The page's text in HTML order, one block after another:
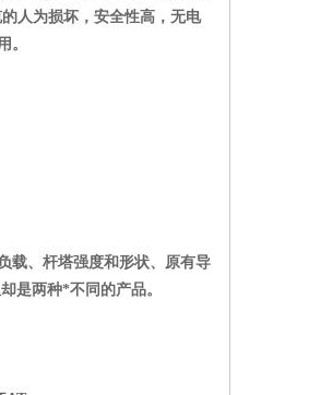
人为损坏，安全性高，无电
。
载、杆塔强度和形状、原有导
是两种*不同的产品。